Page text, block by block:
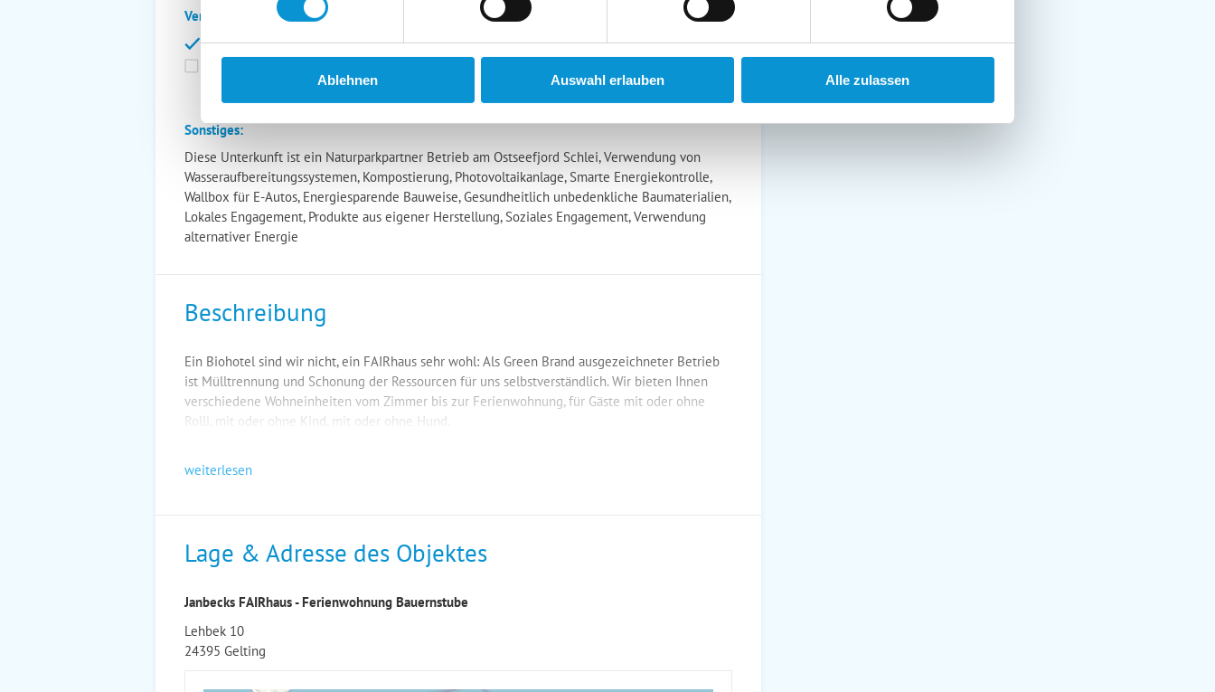
Ablehnen Auswahl erlauben Alle zulassen
Verpflegung:
Brötchenservice
Frühstück möglich
Halbpension möglich
Vollpension möglich
Sonstiges:
Diese Unterkunft ist ein Naturparkpartner Betrieb am Ostseefjord Schlei, Verwendung von
Wasseraufbereitungssystemen, Kompostierung, Photovoltaikanlage, Smarte Energiekontrolle,
Wallbox für E-Autos, Energiesparende Bauweise, Gesundheitlich unbedenkliche Baumaterialien,
Lokales Engagement, Produkte aus eigener Herstellung, Soziales Engagement, Verwendung
alternativer Energie
Beschreibung
Ein Biohotel sind wir nicht, ein FAIRhaus sehr wohl: Als Green Brand ausgezeichneter Betrieb
ist Mülltrennung und Schonung der Ressourcen für uns selbstverständlich. Wir bieten Ihnen
verschiedene Wohneinheiten vom Zimmer bis zur Ferienwohnung, für Gäste mit oder ohne
Rolli, mit oder ohne Kind, mit oder ohne Hund.
weiterlesen
Lage & Adresse des Objektes
Janbecks FAIRhaus - Ferienwohnung Bauernstube
Lehbek 10
24395 Gelting